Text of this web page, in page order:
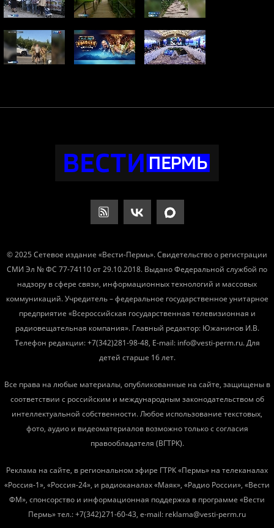
© 2025 Сетевое издание «Вести-Пермь». Свидетельство о регистрации
СМИ Эл № ФС 77-74110 от 29.10.2018. Выдано Федеральной службой по
надзору в сфере связи, информационных технологий и массовых
коммуникаций. Учредитель – федеральное государственное унитарное
предприятие «Всероссийская государственная телевизионная и
радиовещательная компания». Главный редактор: Южанинов И.В.
Телефон редакции: +7(342)281-98-48, E-mail: info@vesti-perm.ru. Для
детей старше 16 лет.
Все права на любые материалы, опубликованные на сайте, защищены в
соответствии с российским и международным законодательством об
интеллектуальной собственности. Любое использование текстовых,
фото, аудио и видеоматериалов возможно только с согласия
правообладателя (ВГТРК).
Реклама на сайте, в региональном эфире ГТРК «Пермь» на телеканалах
«Россия-1», «Россия-24», и радиоканалах «Маяк», «Радио России», «Вести
ФМ», спонсорство и информационная поддержка в программе «Вести
Пермь» тел.: +7(342)271-60-43, e-mail: reklama@vesti-perm.ru